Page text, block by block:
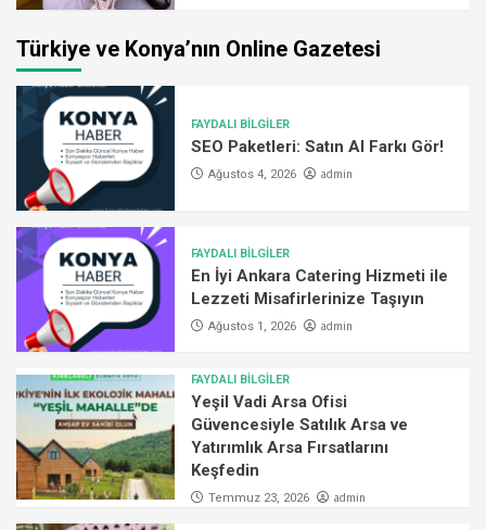
Türkiye ve Konya’nın Online Gazetesi
FAYDALI BİLGİLER
SEO Paketleri: Satın Al Farkı Gör!
Ağustos 4, 2026 admin
FAYDALI BİLGİLER
En İyi Ankara Catering Hizmeti ile
Lezzeti Misafirlerinize Taşıyın
Ağustos 1, 2026 admin
FAYDALI BİLGİLER
Yeşil Vadi Arsa Ofisi
Güvencesiyle Satılık Arsa ve
Yatırımlık Arsa Fırsatlarını
Keşfedin
Temmuz 23, 2026 admin